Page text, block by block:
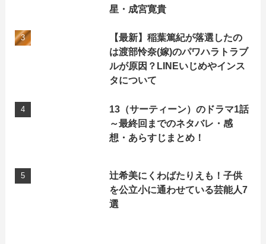
星・成宮寛貴
【最新】稲葉篤紀が落選したの
は渡部怜奈(嫁)のパワハラトラブ
ルが原因？LINEいじめやインス
タについて
13（サーティーン）のドラマ1話
～最終回までのネタバレ・感
想・あらすじまとめ！
辻希美にくわばたりえも！子供
を公立小に通わせている芸能人7
選